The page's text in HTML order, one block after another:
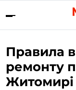
Правила
ремонту
Житомирі